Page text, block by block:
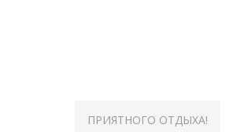
ПРИЯТНОГО ОТДЫХА!